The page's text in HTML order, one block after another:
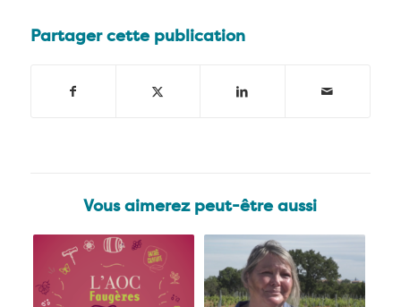
Partager cette publication
Vous aimerez peut-être aussi